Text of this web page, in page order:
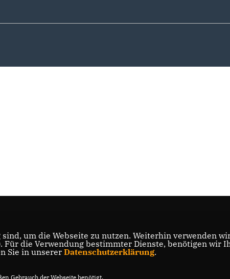
um die Webseite zu nutzen. Weiterhin verwenden
Für die Verwendung bestimmter Dienste, benötigen wir
Sie in unserer Datenschutzerklärung.
Gebrauch der Webseite benötigt.